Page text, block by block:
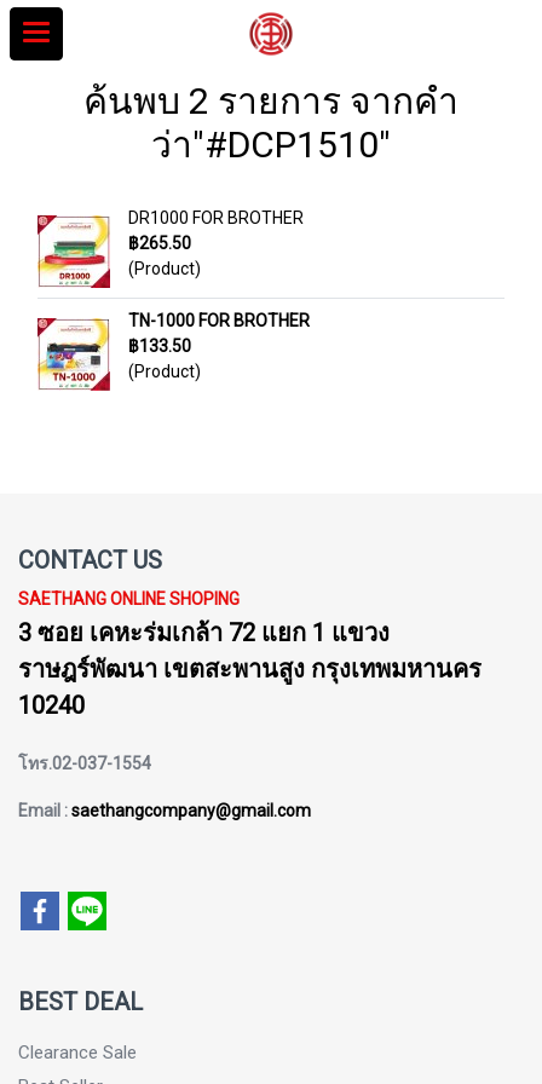
ค้นพบ 2 รายการ จากคำ
ว่า"#DCP1510"
DR1000 FOR BROTHER
฿265.50
(Product)
TN-1000 FOR BROTHER
฿133.50
(Product)
CONTACT US
SAETHANG ONLINE SHOPING
3 ซอย เคหะร่มเกล้า 72 แยก 1 แขวง
ราษฎร์พัฒนา เขตสะพานสูง กรุงเทพมหานคร
10240
โทร.02-037-1554
Email :saethangcompany@gmail.com
BEST DEAL
Clearance Sale